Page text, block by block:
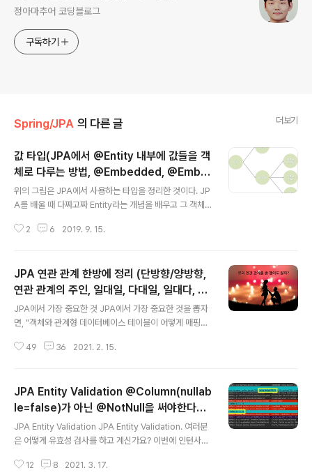
정아마추어 코딩블로그
구독하기
Spring/JPA 의 다른 글 더보기
값 타입(JPA에서 @Entity 내부에 값들을 객
체로 다루는 방법, @Embedded, @Embe
ddable)
위의 그림은 JPA에서 사용하는 타입을 정리한 것이다. JP
A를 배울 때 다짜고짜 Entity라는 개념을 배우고 그 객체
정의하여 사용했다. 그런데 Entity는 객체로 잘 다뤘으면서
내부에서 값이지만 객체로 사용되게 하는 방법으로 값 타
입이 있다. 그것에 대해 알아본다. JPA에서 사용하는 타입
은 엔티티 타입(@Entity), 값 타입(int, String, Integer)
으로 나뉜다. 값 타입은 다시 3개의 타입으로 나뉜다. 기본
값 타입(int, Integer, String) 임베디드 타입(새로 정의한
복합 타입) ..
2 6 2019. 9. 15.
JPA 연관 관계 한방에 정리 (단방향/양방향,
연관 관계의 주인, 일대일, 다대일, 일대다, 다
대다)
JPA에서 가장 중요한 것 JPA에서 가장 중요한 것을 뽑자
면, "객체와 관계형 데이터베이스 테이블이 어떻게 매핑되
의 목적인 "객체 지향 프로그래밍과 데이터베이스 사이의
main Model)에서도 객체와 테이블 매핑이 전체 스크롤
중, 조금 과장해서 표현하면 절반 수준의 비중인 것을 봐도
객체와 테이블 매핑의 중요성을 짐작할 수 있습니다. 그러
나 객체와 테이블 매핑에 대한 내용을 조금 더 구체적으로
테이블 간의 연관 관계 매핑으로 나눌 수 있습니다. (개인
49 36 2021. 2. 15.
JPA Entity Validation @Column(nullab
le=false)가 아닌 @NotNull을 써야한다
고?
JPA Entity Validation JPA Entity Validation. 여러분
은 어떻게 유효성 검사를 하고 계신가요? 이번에 인턴사원
리하려고 합니다. 저는 보통 유효성 검사를 할 때, @Colu
12 8 2021. 3. 17.